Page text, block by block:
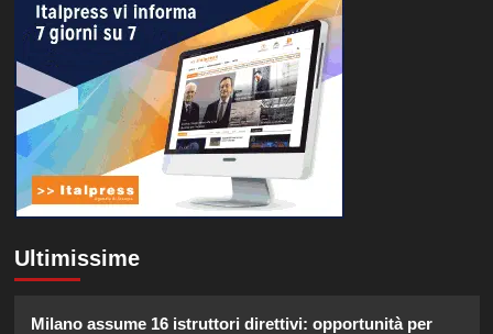
Ultimissime
Milano assume 16 istruttori direttivi: opportunità per